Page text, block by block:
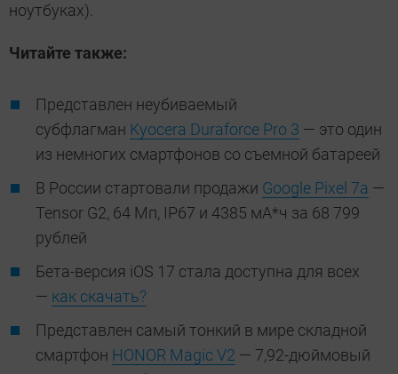
ноутбуках).
Читайте также:
Представлен неубиваемый
субфлагман Kyocera Duraforce Pro 3 — это один
из немногих смартфонов со съемной батареей
В России стартовали продажи Google Pixel 7a —
Tensor G2, 64 Мп, IP67 и 4385 мА*ч за 68 799
рублей
Бета-версия iOS 17 стала доступна для всех
— как скачать?
Представлен самый тонкий в мире складной
смартфон HONOR Magic V2 — 7,92-дюймовый